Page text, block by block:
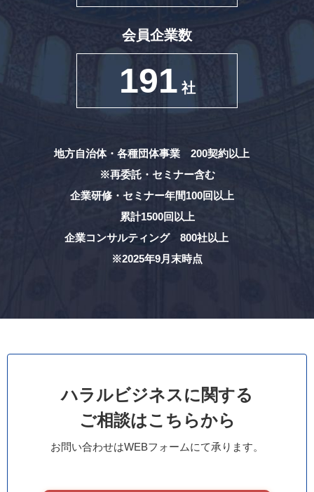
会員企業数
191 社
地方自治体・各種団体事業 200契約以上
※再委託・セミナー含む
企業研修・セミナー年間100回以上
累計1500回以上
企業コンサルティング 800社以上
※2025年9月末時点
ハラルビジネスに関する
ご相談はこちらから
お問い合わせはWEBフォームにて承ります。